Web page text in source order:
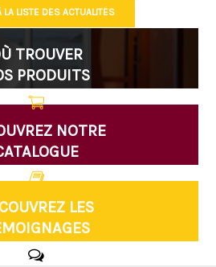
LA LISTE DES ACTUALITÉS
TROUVER
PRODUITS
NOTRE
LES